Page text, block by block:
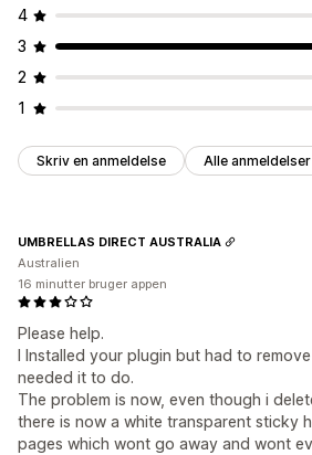
4
3
2
1
Skriv en anmeldelse Alle anmeldelser
Please help.
I Installed your plugin but had to
needed it to do.
The problem is now, even though i
there is now a white transparent sticky
pages which wont go away and wont
UMBRELLAS DIRECT AUSTRALIA
Australien
16 minutter bruger appen